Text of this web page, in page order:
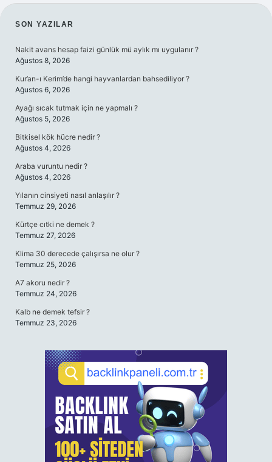
SIDEBAR
SON YAZILAR
Nakit avans hesap faizi günlük mü aylık mı uygulanır ?
Ağustos 8, 2026
Kur’an-ı Kerim’de hangi hayvanlardan bahsediliyor ?
Ağustos 6, 2026
Ayağı sıcak tutmak için ne yapmalı ?
Ağustos 5, 2026
Bitkisel kök hücre nedir ?
Ağustos 4, 2026
Araba vuruntu nedir ?
Ağustos 4, 2026
Yılanın cinsiyeti nasıl anlaşılır ?
Temmuz 29, 2026
Kürtçe cıtki ne demek ?
Temmuz 27, 2026
Klima 30 derecede çalışırsa ne olur ?
Temmuz 25, 2026
A7 akoru nedir ?
Temmuz 24, 2026
Kalb ne demek tefsir ?
Temmuz 23, 2026